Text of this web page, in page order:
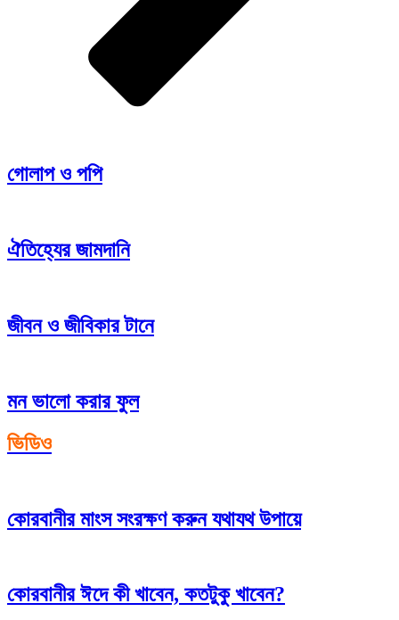
গোলাপ ও পপি
ঐতিহ্যের জামদানি
জীবন ও জীবিকার টানে
মন ভালো করার ফুল
ভিডিও
কোরবানীর মাংস সংরক্ষণ করুন যথাযথ উপায়ে
কোরবানীর ঈদে কী খাবেন, কতটুকু খাবেন?